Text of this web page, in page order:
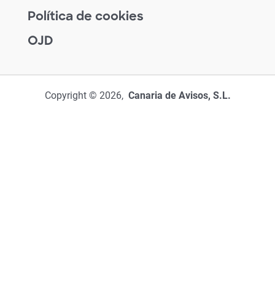
Política de cookies
OJD
Copyright © 2026, Canaria de Avisos, S.L.